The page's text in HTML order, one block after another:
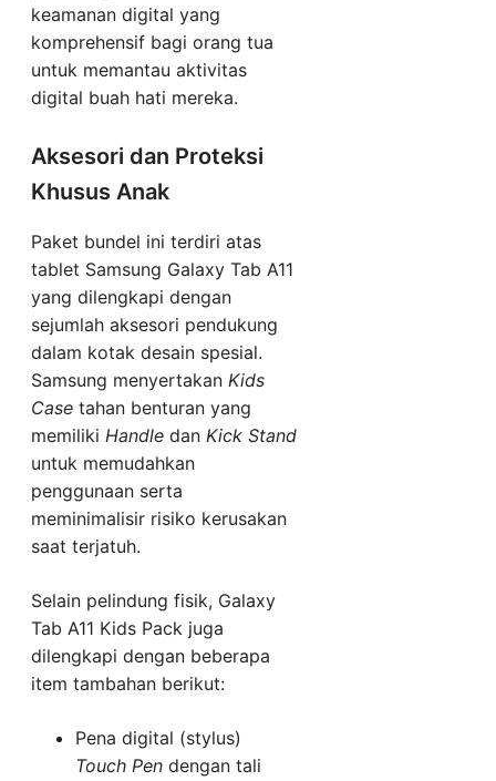
keamanan digital yang
komprehensif bagi orang tua
untuk memantau aktivitas
digital buah hati mereka.
Aksesori dan Proteksi
Khusus Anak
Paket bundel ini terdiri atas
tablet Samsung Galaxy Tab A11
yang dilengkapi dengan
sejumlah aksesori pendukung
dalam kotak desain spesial.
Samsung menyertakan Kids
Case tahan benturan yang
memiliki Handle dan Kick Stand
untuk memudahkan
penggunaan serta
meminimalisir risiko kerusakan
saat terjatuh.
Selain pelindung fisik, Galaxy
Tab A11 Kids Pack juga
dilengkapi dengan beberapa
item tambahan berikut:
Pena digital (stylus)
Touch Pen dengan tali